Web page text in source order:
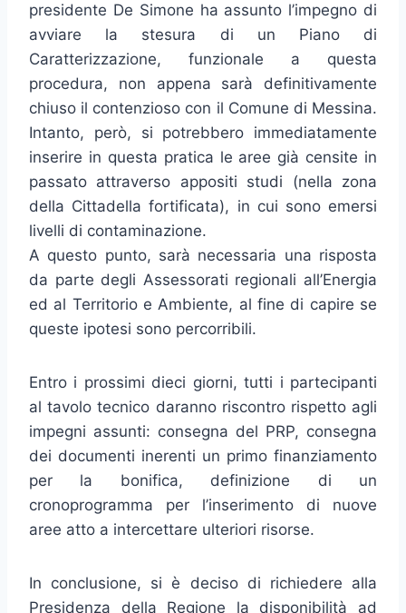
presidente De Simone ha assunto l’impegno di
avviare la stesura di un Piano di
Caratterizzazione, funzionale a questa
procedura, non appena sarà definitivamente
chiuso il contenzioso con il Comune di Messina.
Intanto, però, si potrebbero immediatamente
inserire in questa pratica le aree già censite in
passato attraverso appositi studi (nella zona
della Cittadella fortificata), in cui sono emersi
livelli di contaminazione.
A questo punto, sarà necessaria una risposta
da parte degli Assessorati regionali all’Energia
ed al Territorio e Ambiente, al fine di capire se
queste ipotesi sono percorribili.
Entro i prossimi dieci giorni, tutti i partecipanti
al tavolo tecnico daranno riscontro rispetto agli
impegni assunti: consegna del PRP, consegna
dei documenti inerenti un primo finanziamento
per la bonifica, definizione di un
cronoprogramma per l’inserimento di nuove
aree atto a intercettare ulteriori risorse.
In conclusione, si è deciso di richiedere alla
Presidenza della Regione la disponibilità ad